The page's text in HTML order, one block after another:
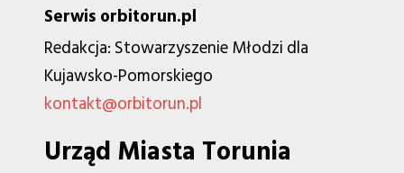
Serwis orbitorun.pl
Redakcja: Stowarzyszenie Młodzi dla
Kujawsko-Pomorskiego
kontakt@orbitorun.pl
Urząd Miasta Torunia